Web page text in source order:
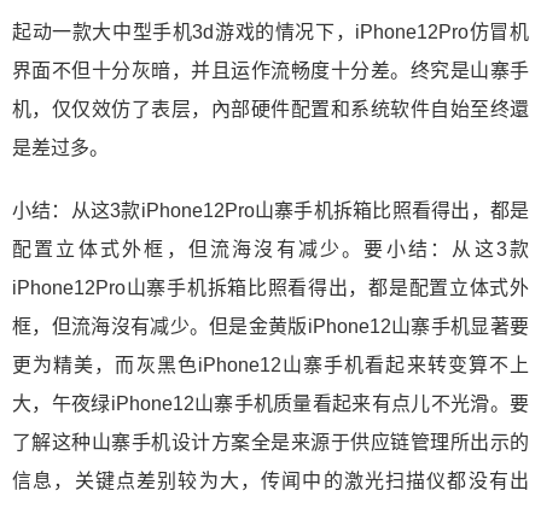
起动一款大中型手机3d游戏的情况下，iPhone12Pro仿冒机
界面不但十分灰暗，并且运作流畅度十分差。终究是山寨手
机，仅仅效仿了表层，內部硬件配置和系统软件自始至终還
是差过多。
小结：从这3款iPhone12Pro山寨手机拆箱比照看得出，都是
配置立体式外框，但流海沒有减少。要小结：从这3款
iPhone12Pro山寨手机拆箱比照看得出，都是配置立体式外
框，但流海沒有减少。但是金黄版iPhone12山寨手机显著要
更为精美，而灰黑色iPhone12山寨手机看起来转变算不上
大，午夜绿iPhone12山寨手机质量看起来有点儿不光滑。要
了解这种山寨手机设计方案全是来源于供应链管理所出示的
信息，关键点差别较为大，传闻中的激光扫描仪都没有出